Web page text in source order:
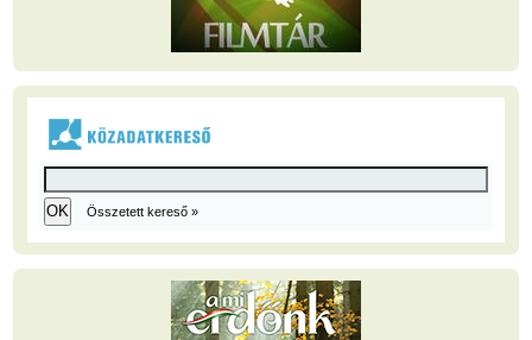
Összetett kereső »